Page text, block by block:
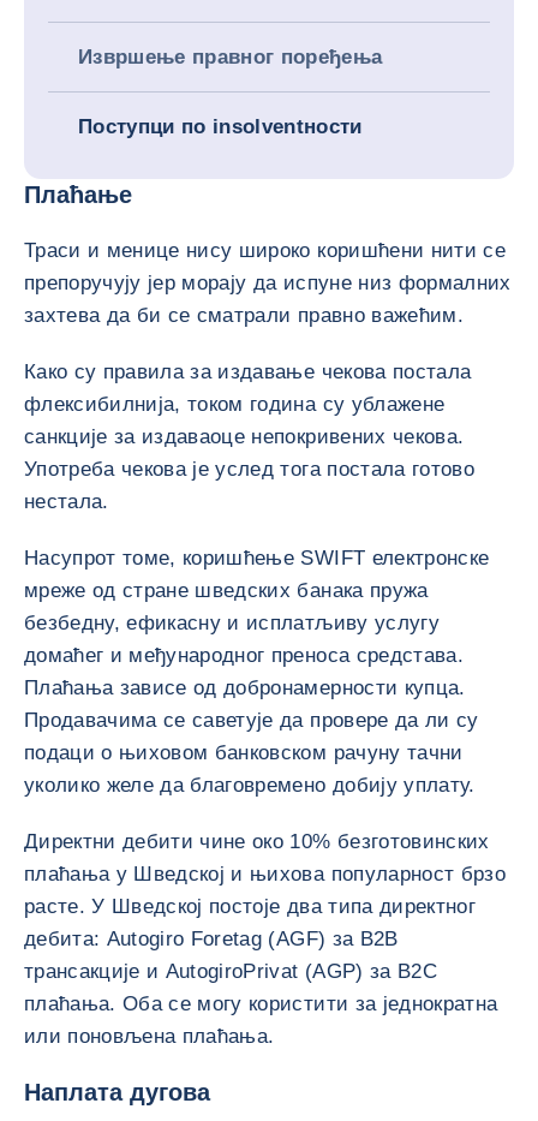
Извршење правног поређења
Поступци по insolventности
Плаћање
Траси и менице нису широко коришћени нити се
препоручују јер морају да испуне низ формалних
захтева да би се сматрали правно важећим.
Како су правила за издавање чекова постала
флексибилнија, током година су ублажене
санкције за издаваоце непокривених чекова.
Употреба чекова је услед тога постала готово
нестала.
Насупрот томе, коришћење SWIFT електронске
мреже од стране шведских банака пружа
безбедну, ефикасну и исплатљиву услугу
домаћег и међународног преноса средстава.
Плаћања зависе од добронамерности купца.
Продавачима се саветује да провере да ли су
подаци о њиховом банковском рачуну тачни
уколико желе да благовремено добију уплату.
Директни дебити чине око 10% безготовинских
плаћања у Шведској и њихова популарност брзо
расте. У Шведској постоје два типа директног
дебита: Autogiro Foretag (AGF) за B2B
трансакције и AutogiroPrivat (AGP) за B2C
плаћања. Оба се могу користити за једнократна
или поновљена плаћања.
Наплата дугова